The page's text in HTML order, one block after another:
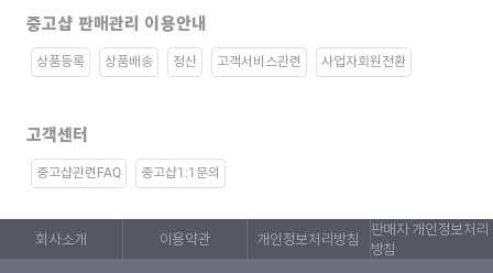
중고샵 판매관리 이용안내
상품등록 상품배송 정산 고객서비스관련 사업자회원전환
고객센터
중고샵관련FAQ 중고샵1:1문의
회사소개 이용약관 개인정보처리방침
판매자 개인정보처리
방침